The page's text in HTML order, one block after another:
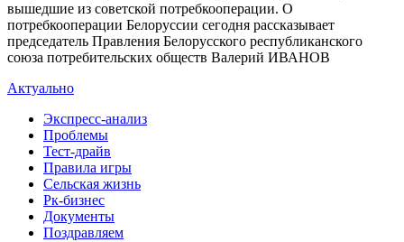
вышедшие из советской потребкооперации. О
потребкооперации Белоруссии сегодня рассказывает
председатель Правления Белорусского республиканского
союза потребительских обществ Валерий ИВАНОВ
Актуально
Экспресс-анализ
Проблемы
Тест-драйв
Правила игры
Сельская жизнь
Рк-бизнес
Документы
Поздравляем